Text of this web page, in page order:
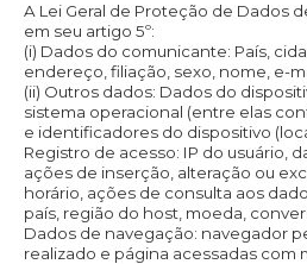
A Lei Geral de Proteção de Dados
em seu artigo 5º:
(i) Dados do comunicante: País,
endereço, filiação, sexo, nome, e-
(ii) Outros dados: Dados do
sistema operacional (entre elas
e identificadores do dispositivo
Registro de acesso: IP do usuário,
ações de inserção, alteração ou
horário, ações de consulta aos
país, região do host, moeda,
Dados de navegação: navegador
realizado e página acessadas com